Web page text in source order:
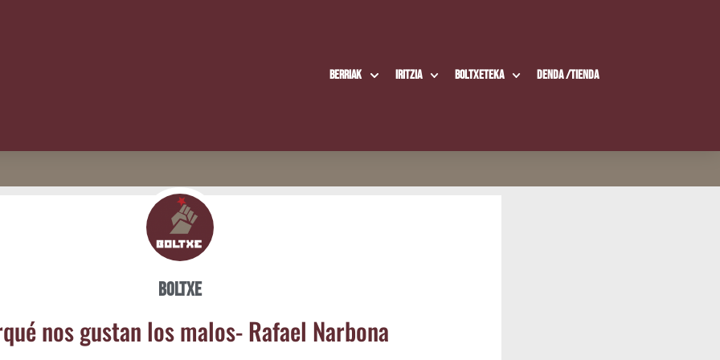
Berriak Iritzia Boltxe­te­ka Den­da /​Tien­da
Boltxe
nos gus­tan los malos- Rafael Narbona